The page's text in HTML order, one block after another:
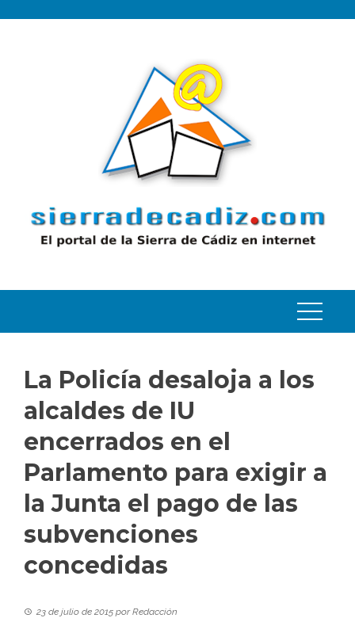
La Policía desaloja a los
alcaldes de IU
encerrados en el
Parlamento para exigir a
la Junta el pago de las
subvenciones
concedidas
23 de julio de 2015 porRedacción